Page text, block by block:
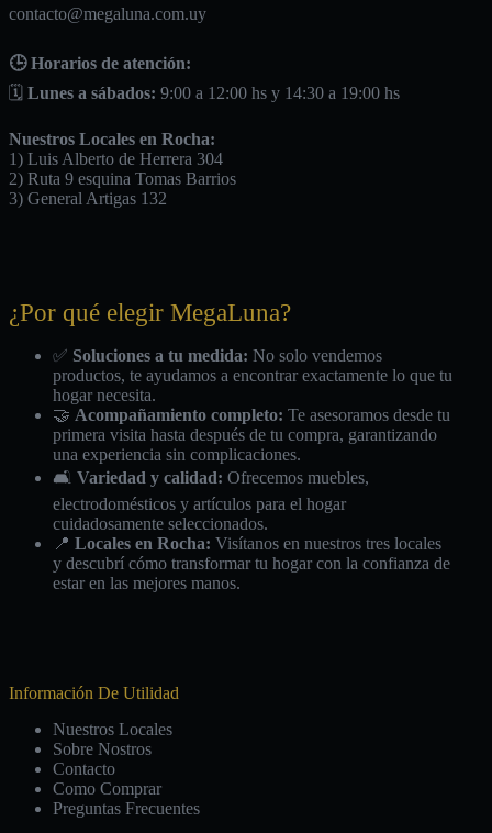
contacto@megaluna.com.uy
🕒 Horarios de atención:
🗓️ Lunes a sábados: 9:00 a 12:00 hs y 14:30 a 19:00 hs
Nuestros Locales en Rocha:
1) Luis Alberto de Herrera 304
2) Ruta 9 esquina Tomas Barrios
3) General Artigas 132
¿Por qué elegir MegaLuna?
✅ Soluciones a tu medida: No solo vendemos
productos, te ayudamos a encontrar exactamente lo que tu
hogar necesita.
🤝 Acompañamiento completo: Te asesoramos desde tu
primera visita hasta después de tu compra, garantizando
una experiencia sin complicaciones.
🛋️ Variedad y calidad: Ofrecemos muebles,
electrodomésticos y artículos para el hogar
cuidadosamente seleccionados.
📍 Locales en Rocha: Visítanos en nuestros tres locales
y descubrí cómo transformar tu hogar con la confianza de
estar en las mejores manos.
Información De Utilidad
Nuestros Locales
Sobre Nostros
Contacto
Como Comprar
Preguntas Frecuentes